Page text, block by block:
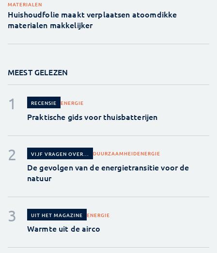
MATERIALEN
Huishoudfolie maakt verplaatsen atoomdikke
materialen makkelijker
MEEST GELEZEN
RECENSIE ENERGIE
Praktische gids voor thuisbatterijen
VIJF VRAGEN OVER... DUURZAAMHEIDENERGIE
De gevolgen van de energietransitie voor de
natuur
UIT HET MAGAZINE ENERGIE
Warmte uit de airco